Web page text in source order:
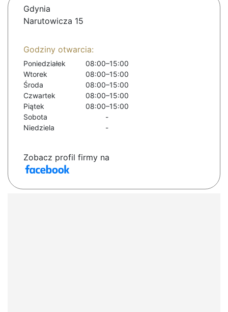
Gdynia
Narutowicza 15
Godziny otwarcia:
Poniedziałek
08:00–15:00
Wtorek
08:00–15:00
Środa
08:00–15:00
Czwartek
08:00–15:00
Piątek
08:00–15:00
Sobota
-
Niedziela
-
Zobacz profil firmy na